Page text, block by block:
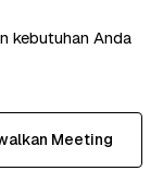
kebutuhan Anda
Meeting